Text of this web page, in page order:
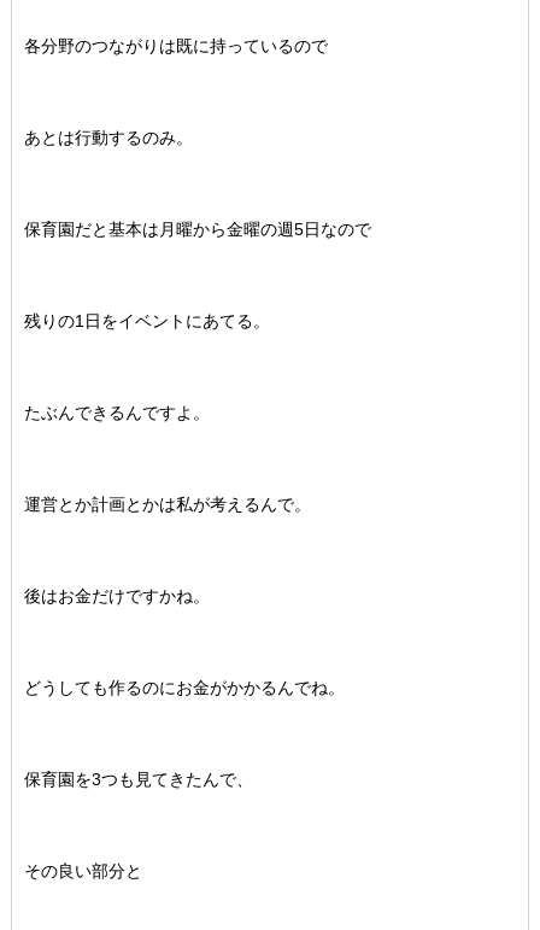
各分野のつながりは既に持っているので
あとは行動するのみ。
保育園だと基本は月曜から金曜の週5日なので
残りの1日をイベントにあてる。
たぶんできるんですよ。
運営とか計画とかは私が考えるんで。
後はお金だけですかね。
どうしても作るのにお金がかかるんでね。
保育園を3つも見てきたんで、
その良い部分と